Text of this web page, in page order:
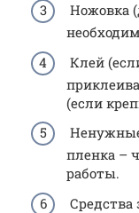
Ножовка
Клей
(если
пленка –
работы.